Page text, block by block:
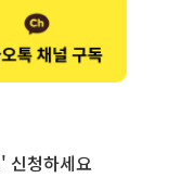
신청하세요